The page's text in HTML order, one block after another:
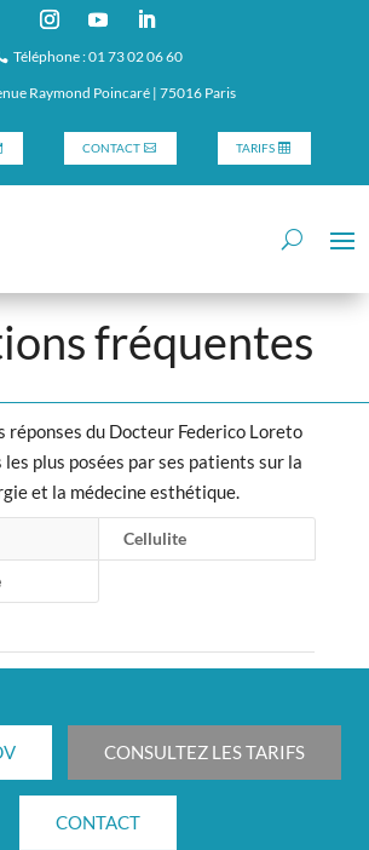
Téléphone : 01 73 02 06 60
Raymond Poincaré | 75016 Paris
CONTACT TARIFS
fréquentes
réponses du Docteur Federico Loreto
plus posées par ses patients sur la
et la médecine esthétique.
Cellulite
CONSULTEZ LES TARIFS
CONTACT